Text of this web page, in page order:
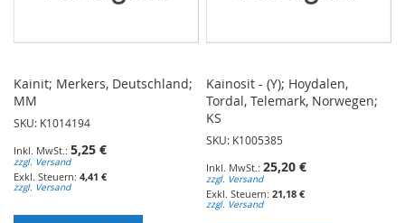
Kainit; Merkers, Deutschland;
MM
SKU: K1014194
5,25 €
zzgl. Versand
4,41 €
zzgl. Versand
Kainosit - (Y); Hoydalen,
Tordal, Telemark, Norwegen;
KS
SKU: K1005385
25,20 €
zzgl. Versand
21,18 €
zzgl. Versand